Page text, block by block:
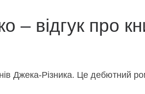
– відгук про
Джека-Різника. Це дебютний